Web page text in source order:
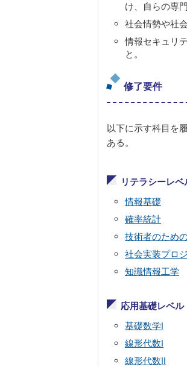
け、自らの専
社会情勢や社
情報セキュリ
と。
修了要件
以下に示す科目を
ある。
リテラシーレベ
情報基礎
確率統計
技術者のため
社会実装プロ
知識情報工学
応用基礎レベル
基礎数学Ⅰ
線形代数Ⅰ
線形代数Ⅱ